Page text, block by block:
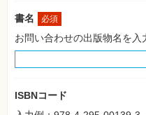
ミ
ン
ネ
ー
書名 必須
お問い合わせの出版物名を入
ISBNコード